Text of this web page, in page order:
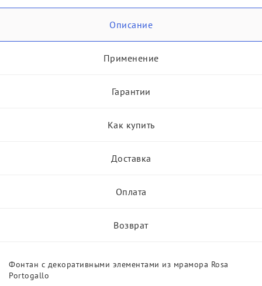
Описание
Применение
Гарантии
Как купить
Доставка
Оплата
Возврат
Фонтан с декоративными элементами из мрамора Rosa
Portogallo